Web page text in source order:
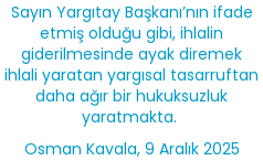
Sayın Yargıtay Başkanı’nın ifade
etmiş olduğu gibi, ihlalin
giderilmesinde ayak diremek
ihlali yaratan yargısal tasarruftan
daha ağır bir hukuksuzluk
yaratmakta.
Osman Kavala, 9 Aralık 2025